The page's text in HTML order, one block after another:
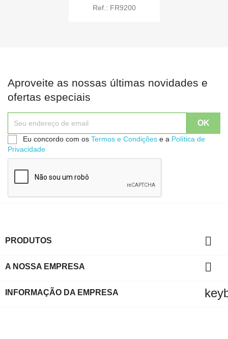
Ref.: FR9200
Aproveite as nossas últimas novidades e
ofertas especiais
Eu concordo com os Termos e Condições e a Política de
Privacidade
PRODUTOS 
A NOSSA EMPRESA 
INFORMAÇÃO DA EMPRESA